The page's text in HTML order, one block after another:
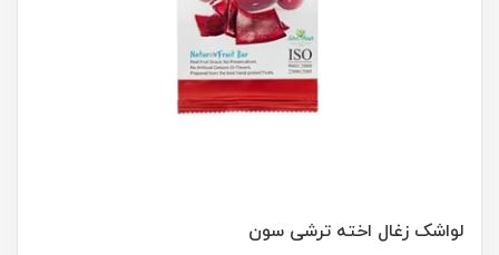
لواشک زغال اخته ترشی سون